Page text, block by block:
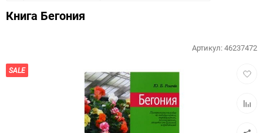
Книга Бегония
SALE
Артикул:46237472